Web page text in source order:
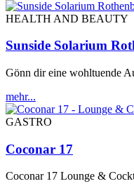
HEALTH AND BEAUTY
Sunside Solarium
Gönn dir eine wohltuende
mehr...
GASTRO
Coconar 17
Coconar 17 Lounge &